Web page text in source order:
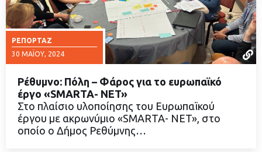
ΡΕΠΟΡΤΆΖ
30 ΜΑΪ́ΟΥ, 2024
ΔΙΑΒΑΣΤΕ ΠΕΡΙΣΣΟΤΕΡΑ
Ρέθυμνο: Πόλη – Φάρος για το ευρωπαϊκό
έργο «SMARTA- NET»
Στο πλαίσιο υλοποίησης του Ευρωπαϊκού
έργου με ακρωνύμιο «SMARTA- NET», στο
οποίο ο Δήμος Ρεθύμνης…